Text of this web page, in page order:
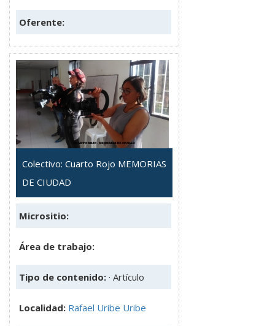
Oferente:
Colectivo: Cuarto Rojo MEMORIAS
DE CIUDAD
Micrositio:
Área de trabajo:
Tipo de contenido: · Artículo
Localidad: Rafael Uribe Uribe